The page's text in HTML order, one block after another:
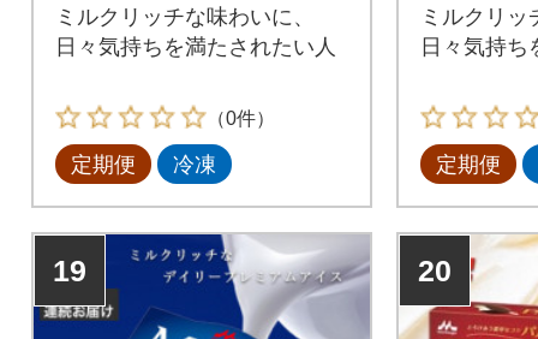
ミルクリッチな味わいに、
日々気持ちを満たされたい人
（0件）
定期便 冷凍
ミルクリッ
日々気持ち
定期便
19 20